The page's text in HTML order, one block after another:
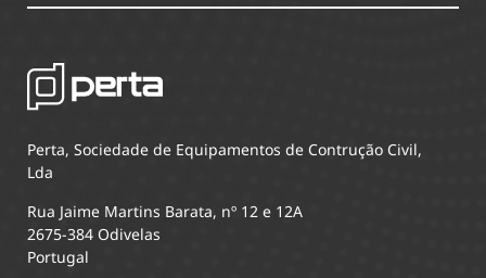
Perta, Sociedade de Equipamentos de Contrução Civil,
Lda
Rua Jaime Martins Barata, nº 12 e 12A
2675-384 Odivelas
Portugal